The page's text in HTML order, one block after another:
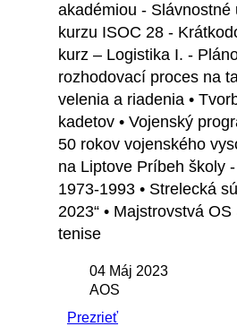
akadémiou - Slávnostné
kurzu ISOC 28 -
kurz – Logistika I. -
rozhodovací proces na
velenia a riadenia •
kadetov • Vojenský
50 rokov vojenského
na Liptove Príbeh školy
1973-1993 • Strelecká
2023“ • Majstrovstvá
tenise
04 Máj 2023
AOS
Prezrieť